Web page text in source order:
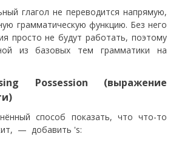
глагол не переводится напрямую,
грамматическую функцию. Без него
просто не будут работать, поэтому
из базовых тем грамматики на
Possession (выражение
способ показать, что что-то
— добавить 's: